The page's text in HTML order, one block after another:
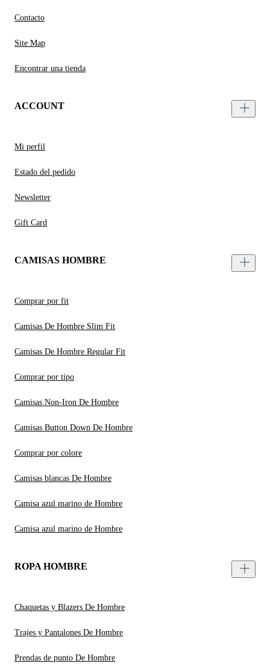
Contacto
Site Map
Encontrar una tienda
ACCOUNT
Mi perfil
Estado del pedido
Newsletter
Gift Card
CAMISAS HOMBRE
Comprar por fit
Camisas De Hombre Slim Fit
Camisas De Hombre Regular Fit
Comprar por tipo
Camisas Non-Iron De Hombre
Camisas Button Down De Hombre
Comprar por colore
Camisas blancas De Hombre
Camisa azul marino de Hombre
Camisa azul marino de Hombre
ROPA HOMBRE
Chaquetas y Blazers De Hombre
Trajes y Pantalones De Hombre
Prendas de punto De Hombre